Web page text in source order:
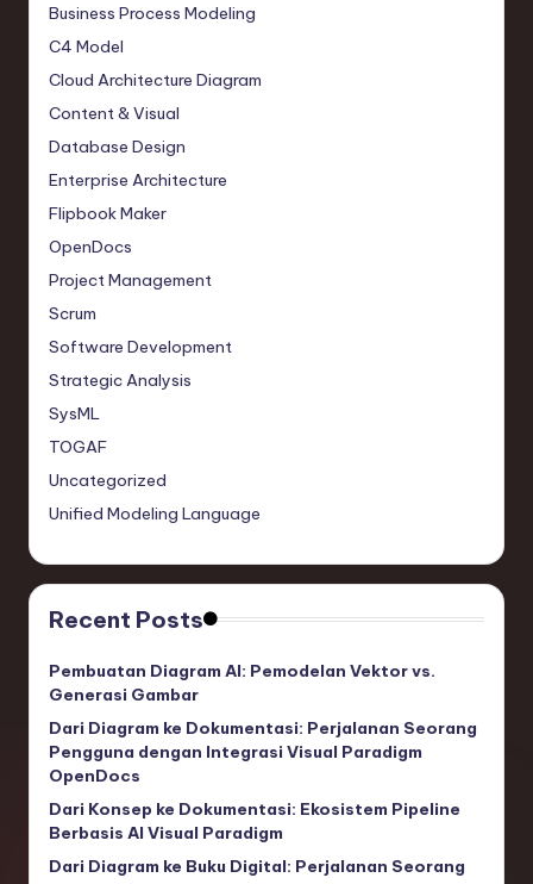
Business Process Modeling
C4 Model
Cloud Architecture Diagram
Content & Visual
Database Design
Enterprise Architecture
Flipbook Maker
OpenDocs
Project Management
Scrum
Software Development
Strategic Analysis
SysML
TOGAF
Uncategorized
Unified Modeling Language
Recent Posts
Pembuatan Diagram AI: Pemodelan Vektor vs.
Generasi Gambar
Dari Diagram ke Dokumentasi: Perjalanan Seorang
Pengguna dengan Integrasi Visual Paradigm
OpenDocs
Dari Konsep ke Dokumentasi: Ekosistem Pipeline
Berbasis AI Visual Paradigm
Dari Diagram ke Buku Digital: Perjalanan Seorang